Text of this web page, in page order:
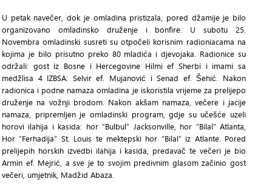
U petak navečer, dok je omladina pristizala, pored džamije je bilo
organizovano omladinsko druženje i bonfire. U subotu 25.
Novembra omladinski susreti su otpočeli korisnim radioniacama na
kojima je bilo prisutno preko 80 mladića i djevojaka. Radionice su
održali: gost iz Bosne i Hercegovine Hilmi ef Sherbi i imami sa
medžlisa 4 IZBSA: Selvir ef. Mujanović i Senad ef. Šehić. Nakon
radionica i podne namaza omladina je iskoristila vrijeme za prelijepo
druženje na vožnji brodom. Nakon akšam namaza, večere i jacije
namaza, pripremljen je omladinski program, gdje su učešće uzeli
horovi ilahija i kasida: hor “Bulbul” Jacksonville, hor “Bilal” Atlanta,
Hor “Ferhadija” St. Louis te mektepski hor “Bilal” iz Atlante. Pored
prelijepih horskih izvedbi ilahija i kasida, predavač te večeri je bio
Armin ef. Mejrić, a sve je to svojim predivnim glasom začinio gost
večeri, umjetnik, Madžid Abaza.